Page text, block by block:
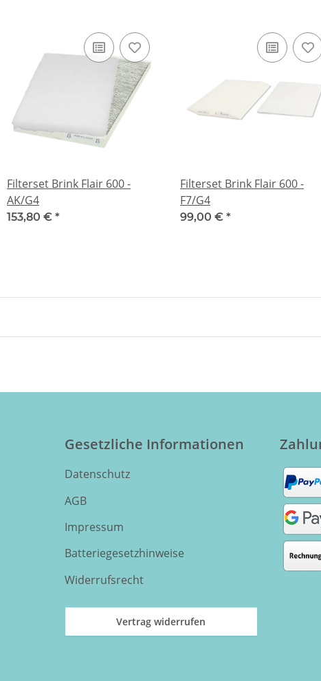
Filterset Brink Flair 600 -
AK/G4
153,80 € *
Filterset Brink Flair 600 -
F7/G4
99,00 € *
Gesetzliche Informationen
Datenschutz
AGB
Impressum
Batteriegesetzhinweise
Widerrufsrecht
Vertrag widerrufen